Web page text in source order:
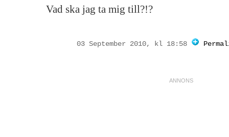
Vad ska jag ta mig till?!?
03 September 2010, kl 18:58